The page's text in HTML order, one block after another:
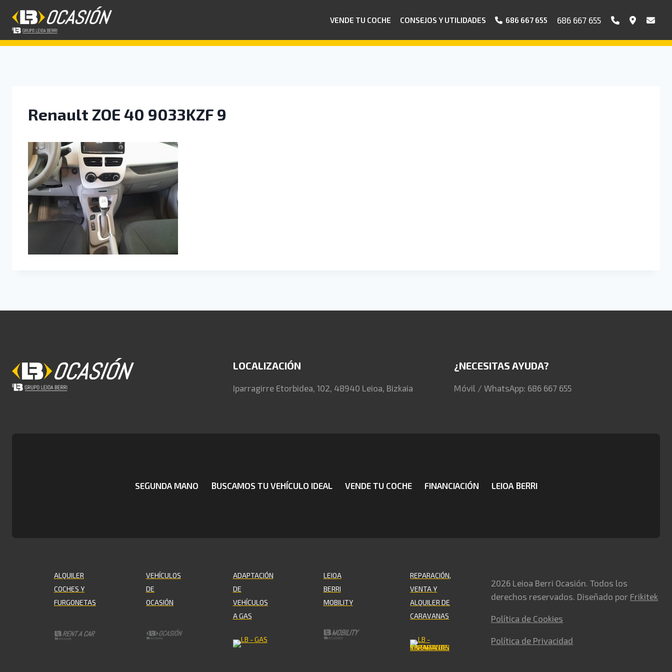
contenido
VENDE TU COCHE CONSEJOS Y UTILIDADES 686 667 655 686 667 655
Renault ZOE 40 9033KZF 9
LOCALIZACIÓN
Iparragirre Etorbidea, 102, 48940 Leioa, Bizkaia
¿NECESITAS AYUDA?
Móvil / WhatsApp: 686 667 655
SEGUNDA MANO BUSCAMOS TU VEHÍCULO IDEAL VENDE TU COCHE FINANCIACIÓN LEIOA BERRI
ALQUILER
COCHES Y
FURGONETAS
VEHÍCULOS
DE
OCASIÓN
ADAPTACIÓN
DE
VEHÍCULOS
A GAS
LEIOA
BERRI
MOBILITY
REPARACIÓN,
VENTA Y
ALQUILER DE
CARAVANAS
2026 Leioa Berri Ocasión. Todos los
derechos reservados. Diseñado por Frikitek
Política de Cookies
Política de Privacidad